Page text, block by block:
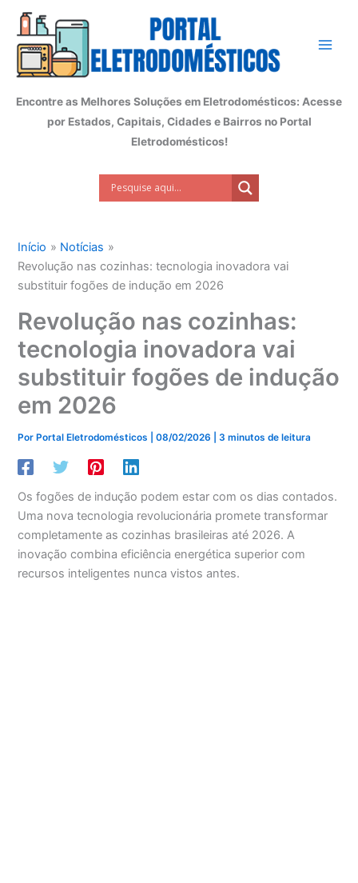
conteúdo
Encontre as Melhores Soluções em Eletrodomésticos: Acesse
por Estados, Capitais, Cidades e Bairros no Portal
Eletrodomésticos!
Início
Notícias
Revolução nas cozinhas: tecnologia inovadora vai
substituir fogões de indução em 2026
Revolução nas cozinhas:
tecnologia inovadora vai
substituir fogões de indução
em 2026
PorPortal Eletrodomésticos |08/02/2026 |3 minutos de leitura
Os fogões de indução podem estar com os dias contados.
Uma nova tecnologia revolucionária promete transformar
completamente as cozinhas brasileiras até 2026. A
inovação combina eficiência energética superior com
recursos inteligentes nunca vistos antes.